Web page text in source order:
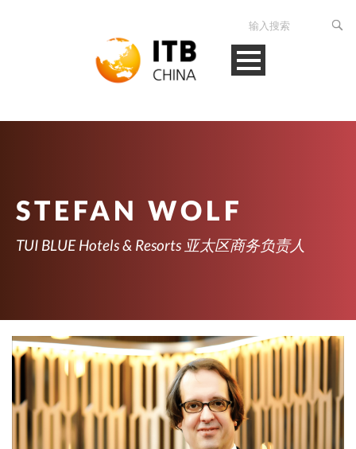
English
STEFAN WOLF
TUI BLUE Hotels & Resorts 亚太区商务负责人